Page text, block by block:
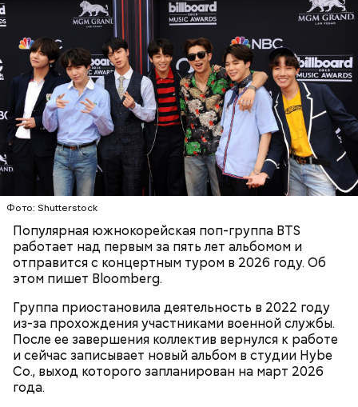
Фото: Shutterstock
Популярная южнокорейская поп-группа BTS
работает над первым за пять лет альбомом и
отправится с концертным туром в 2026 году. Об
этом пишет Bloomberg.
Группа приостановила деятельность в 2022 году
из-за прохождения участниками военной службы.
После ее завершения коллектив вернулся к работе
и сейчас записывает новый альбом в студии Hybe
Co., выход которого запланирован на март 2026
года.
День «Счастье случается» был инициирован
напомнить людям, что счастье на самом деле
кроется в мелочах. Отпраздновать этот день
можно, поделившись с другими людьми
счастливыми моментами из своей жизни.
Уберут отеки и улучшат зрение:
диетолог Соломатина рассказала
о пользе кабачков
Кабачки, тушеные с курицей
Как приготовить домашний
майонез: три простых рецепта
Эндокринолог Куликова
объяснила, в чем заключается
польза сезонных овощей и